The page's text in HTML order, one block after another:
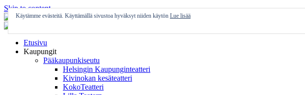
Skip to content
Etusivu
Kaupungit
Pääkaupunkiseutu
Helsingin Kaupunginteatteri
Kivinokan kesäteatteri
KokoTeatteri
Käytämme evästeitä. Käyttämällä sivustoa hyväksyt niiden käytön Lue lisää